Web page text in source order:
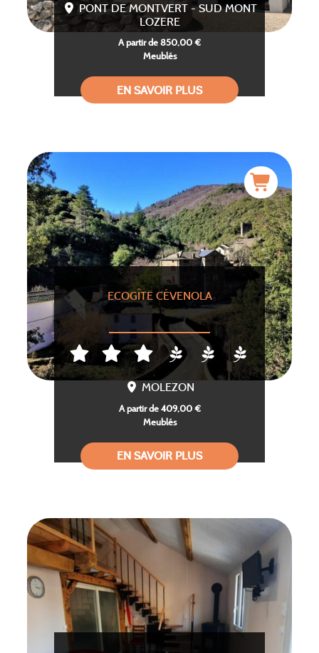
PONT DE MONTVERT - SUD MONT
LOZERE
A partir de 850,00 €
Meublés
EN SAVOIR PLUS
ECOGÎTE CÉVENOLA
MOLEZON
A partir de 409,00 €
Meublés
EN SAVOIR PLUS